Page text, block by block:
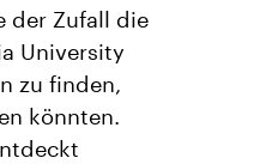
der Zufall die
University
zu finden,
könnten​​.